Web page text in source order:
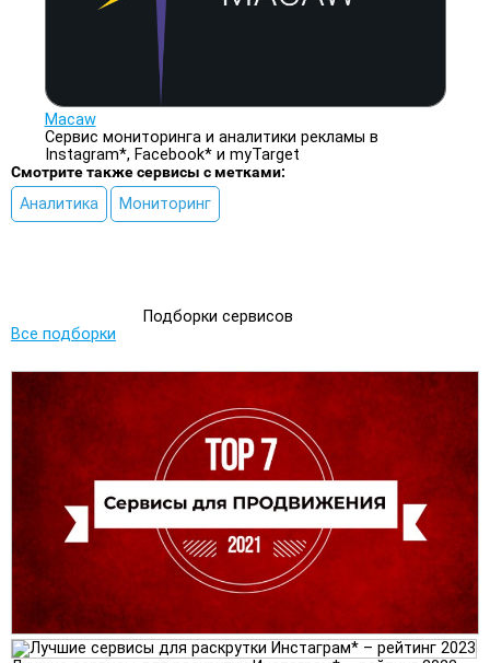
Macaw
Сервис мониторинга и аналитики рекламы в
Instagram*, Facebook* и myTarget
Смотрите также сервисы с метками:
Аналитика
Мониторинг
Подборки сервисов
Все подборки